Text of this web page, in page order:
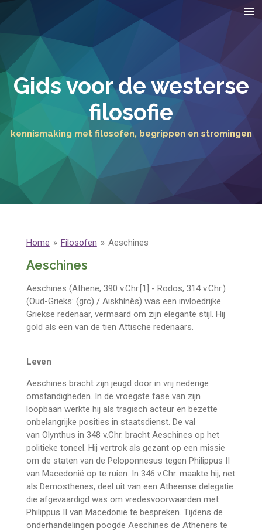
hoofdinhoud
Gids voor de westerse
filosofie
kennismaking met filosofen, begrippen en stromingen
Home » Filosofen » Aeschines
Aeschines
Aeschines (Athene, 390 v.Chr.[1] - Rodos, 314 v.Chr.)
(Oud-Grieks: (grc) / Aiskhínês) was een invloedrijke
Griekse redenaar, vermaard om zijn elegante stijl. Hij
gold als een van de tien Attische redenaars.
Leven
Aeschines bracht zijn jeugd door in vrij nederige
omstandigheden. In de vroegste fase van zijn
loopbaan werkte hij als tragisch acteur en bezette
onbelangrijke posities in staatsdienst. De val
van Olynthus in 348 v.Chr. bracht Aeschines op het
politieke toneel. Hij vertrok als gezant op een missie
om de staten van de Peloponnesus tegen Philippus II
van Macedonië op te ruien. In 346 v.Chr. maakte hij, net
als Demosthenes, deel uit van een Atheense delegatie
die afgevaardigd was om vredesvoorwaarden met
Philippus II van Macedonië te bespreken. Tijdens de
onderhandelingen poogde Aeschines de Atheners te